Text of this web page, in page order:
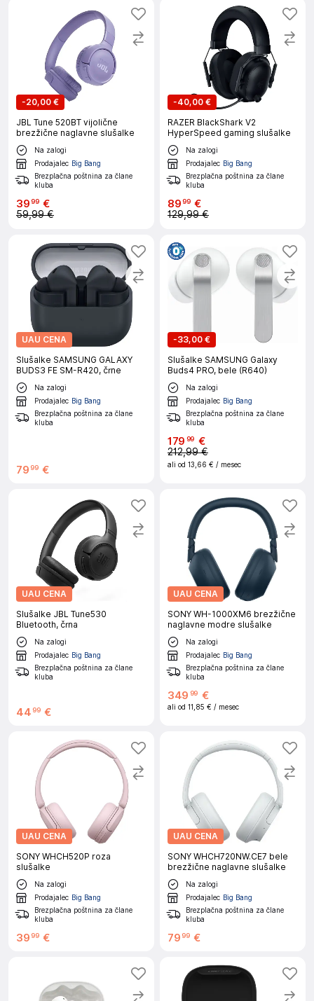
-20,00 €
JBL Tune 520BT vijolične
brezžične naglavne slušalke
Na zalogi
Prodajalec Big Bang
Brezplačna poštnina za člane
kluba
3999 €
59,99 €
-40,00 €
RAZER BlackShark V2
HyperSpeed gaming slušalke
Na zalogi
Prodajalec Big Bang
Brezplačna poštnina za člane
kluba
8999 €
129,99 €
UAU CENA
Slušalke SAMSUNG GALAXY
BUDS3 FE SM-R420, črne
Na zalogi
Prodajalec Big Bang
Brezplačna poštnina za člane
kluba
79 99 €
-33,00 €
Slušalke SAMSUNG Galaxy
Buds4 PRO, bele (R640)
Na zalogi
Prodajalec Big Bang
Brezplačna poštnina za člane
kluba
179 99 €
212,99 €
ali od 13,66 € / mesec
UAU CENA
Slušalke JBL Tune530
Bluetooth, črna
Na zalogi
Prodajalec Big Bang
Brezplačna poštnina za člane
kluba
44 99 €
UAU CENA
SONY WH-1000XM6 brezžične
naglavne modre slušalke
Na zalogi
Prodajalec Big Bang
Brezplačna poštnina za člane
kluba
349 99 €
ali od 11,85 € / mesec
UAU CENA
SONY WHCH520P roza
slušalke
Na zalogi
Prodajalec Big Bang
Brezplačna poštnina za člane
kluba
39 99 €
UAU CENA
SONY WHCH720NW.CE7 bele
brezžične naglavne slušalke
Na zalogi
Prodajalec Big Bang
Brezplačna poštnina za člane
kluba
79 99 €